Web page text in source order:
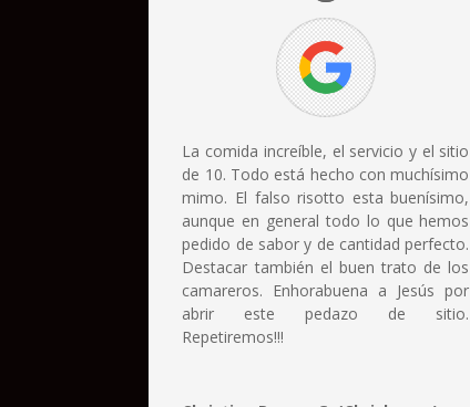
La comida increíble, el servicio y el sitio
de 10. Todo está hecho con muchísimo
mimo. El falso risotto esta buenísimo,
aunque en general todo lo que hemos
pedido de sabor y de cantidad perfecto.
Destacar también el buen trato de los
camareros. Enhorabuena a Jesús por
abrir este pedazo de sitio.
Repetiremos!!!